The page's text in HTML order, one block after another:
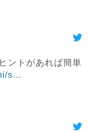
ントがあれば簡単
s…